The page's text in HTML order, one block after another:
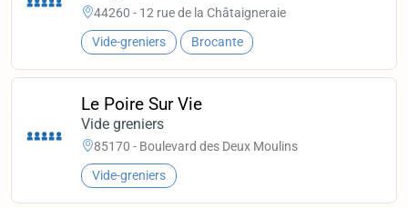
44260 - 12 rue de la Châtaigneraie
Vide-greniers Brocante
Le Poire Sur Vie
Vide greniers
85170 - Boulevard des Deux Moulins
Vide-greniers